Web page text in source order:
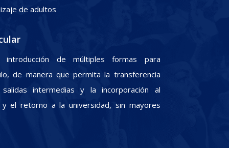
de adultos
introducción de múltiples formas para
de manera que permita la transferencia
intermedias y la incorporación al
el retorno a la universidad, sin mayores